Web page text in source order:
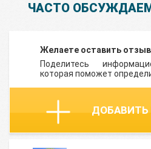
ЧАСТО
Желаете оставить
Поделитесь
которая поможет